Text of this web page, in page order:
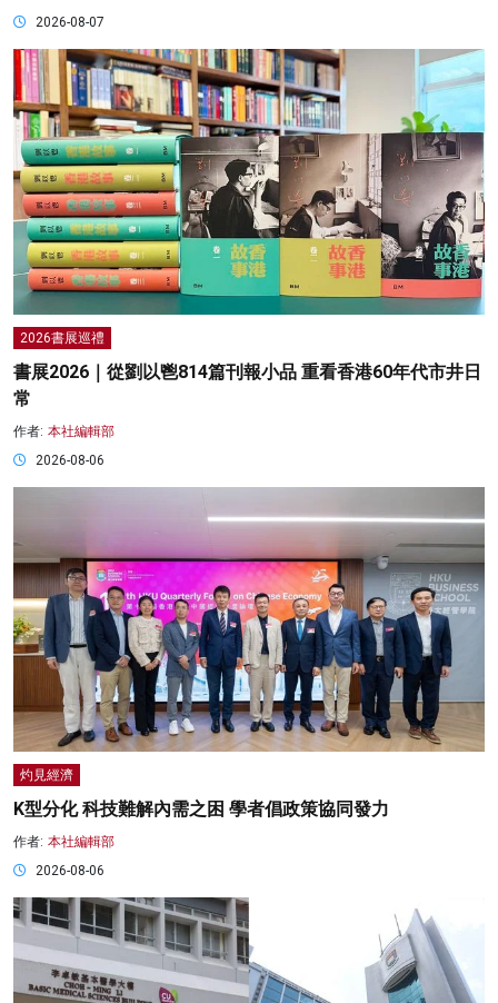
2026-08-07
2026書展巡禮
書展2026｜從劉以鬯814篇刊報小品 重看香港60年代市井日
常
作者: 本社編輯部
2026-08-06
灼見經濟
K型分化 科技難解內需之困 學者倡政策協同發力
作者: 本社編輯部
2026-08-06